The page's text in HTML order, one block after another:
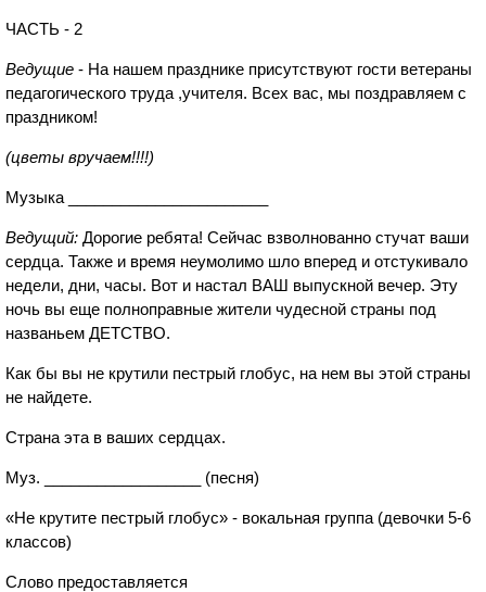
ЧАСТЬ - 2
Ведущие - На нашем празднике присутствуют гости ветераны
педагогического труда ,учителя. Всех вас, мы поздравляем с
праздником!
(цветы вручаем!!!!)
Музыка _______________________
Ведущий: Дорогие ребята! Сейчас взволнованно стучат ваши
сердца. Также и время неумолимо шло вперед и отстукивало
недели, дни, часы. Вот и настал ВАШ выпускной вечер. Эту
ночь вы еще полноправные жители чудесной страны под
названьем ДЕТСТВО.
Как бы вы не крутили пестрый глобус, на нем вы этой страны
не найдете.
Страна эта в ваших сердцах.
Муз. __________________ (песня)
«Не крутите пестрый глобус» - вокальная группа (девочки 5-6
классов)
Слово предоставляется